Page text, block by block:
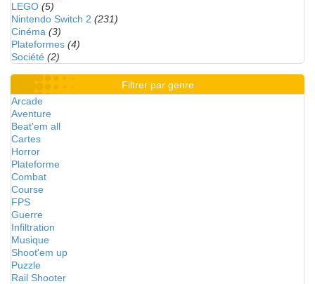
LEGO (5)
Nintendo Switch 2 (231)
Cinéma (3)
Plateformes (4)
Société (2)
Filtrer par genre
Arcade
Aventure
Beat'em all
Cartes
Horror
Plateforme
Combat
Course
FPS
Guerre
Infiltration
Musique
Shoot'em up
Puzzle
Rail Shooter